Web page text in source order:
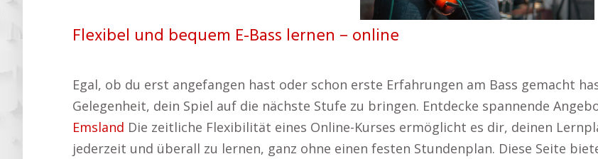
Flexibel und bequem E-Bass lernen – online
Egal, ob du erst angefangen hast oder schon erste Erfahrungen am Bass gemacht
Gelegenheit, dein Spiel auf die nächste Stufe zu bringen. Entdecke spannende
Emsland Die zeitliche Flexibilität eines Online-Kurses ermöglicht es dir, deinen
jederzeit und überall zu lernen, ganz ohne einen festen Stundenplan. Diese Seite